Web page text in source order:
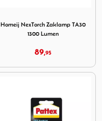
Homeij NexTorch Zaklamp TA30
1300 Lumen
89,95